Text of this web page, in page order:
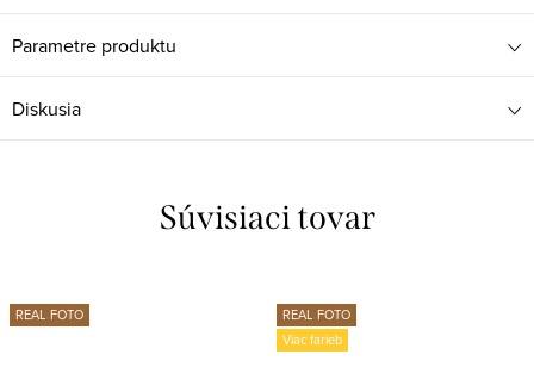
Parametre produktu
Diskusia
Súvisiaci tovar
REAL FOTO
REAL FOTO
Viac farieb